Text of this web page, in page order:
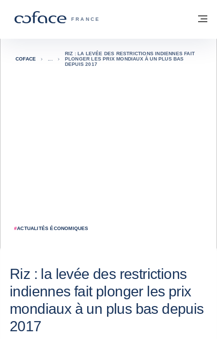
COFACE, FOR TRADE - PAGE
FRANCE
Retour à la page d'accueil
#ACTUALITÉS ÉCONOMIQUES
COFACE
RIZ : LA LEVÉE DES RESTRICTIONS INDIENNES FAIT
PLONGER LES PRIX MONDIAUX À UN PLUS BAS
DEPUIS 2017
Riz : la levée des restrictions
indiennes fait plonger les prix
mondiaux à un plus bas depuis
2017